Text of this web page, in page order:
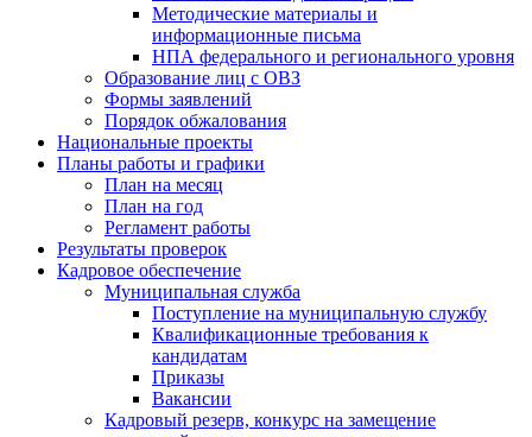
Методические материалы и
информационные письма
НПА федерального и регионального уровня
Образование лиц с ОВЗ
Формы заявлений
Порядок обжалования
Национальные проекты
Планы работы и графики
План на месяц
План на год
Регламент работы
Результаты проверок
Кадровое обеспечение
Муниципальная служба
Поступление на муниципальную службу
Квалификационные требования к
кандидатам
Приказы
Вакансии
Кадровый резерв, конкурс на замещение